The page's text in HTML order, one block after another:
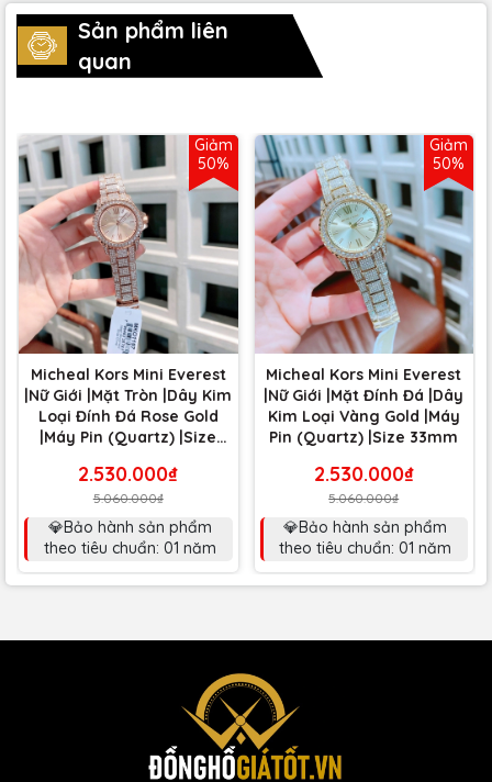
Sản phẩm liên
quan
Giảm
50%
Micheal Kors Mini Everest
|Nữ Giới |Mặt Tròn |Dây Kim
Loại Đính Đá Rose Gold
|Máy Pin (Quartz) |Size
2.530.000₫
5.060.000₫
💎Bảo hành sản phẩm
theo tiêu chuẩn: 01 năm
Giảm
50%
Micheal Kors Mini Everest
|Nữ Giới |Mặt Đính Đá |Dây
Kim Loại Vàng Gold |Máy
Pin (Quartz) |Size 33mm
2.530.000₫
5.060.000₫
💎Bảo hành sản phẩm
theo tiêu chuẩn: 01 năm